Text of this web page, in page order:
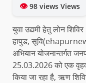
👁98 views Views
युवा उद्यमी हेतु लोन शिविर
हापुड,
अभियान योजनान्तर्गत
25.03.2026 को एक
किया जा रहा है, ऋण